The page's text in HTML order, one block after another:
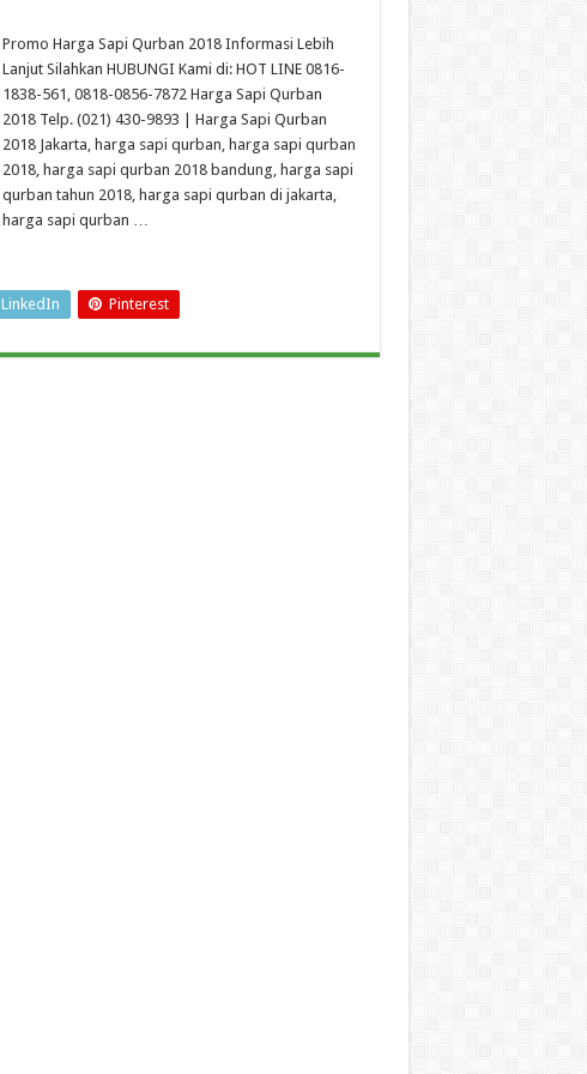
Promo Harga Sapi Qurban 2018 Informasi Lebih
Lanjut Silahkan HUBUNGI Kami di: HOT LINE 0816-
1838-561, 0818-0856-7872 Harga Sapi Qurban
2018 Telp. (021) 430-9893 | Harga Sapi Qurban
2018 Jakarta, harga sapi qurban, harga sapi qurban
2018, harga sapi qurban 2018 bandung, harga sapi
qurban tahun 2018, harga sapi qurban di jakarta,
harga sapi qurban …
LinkedIn Pinterest